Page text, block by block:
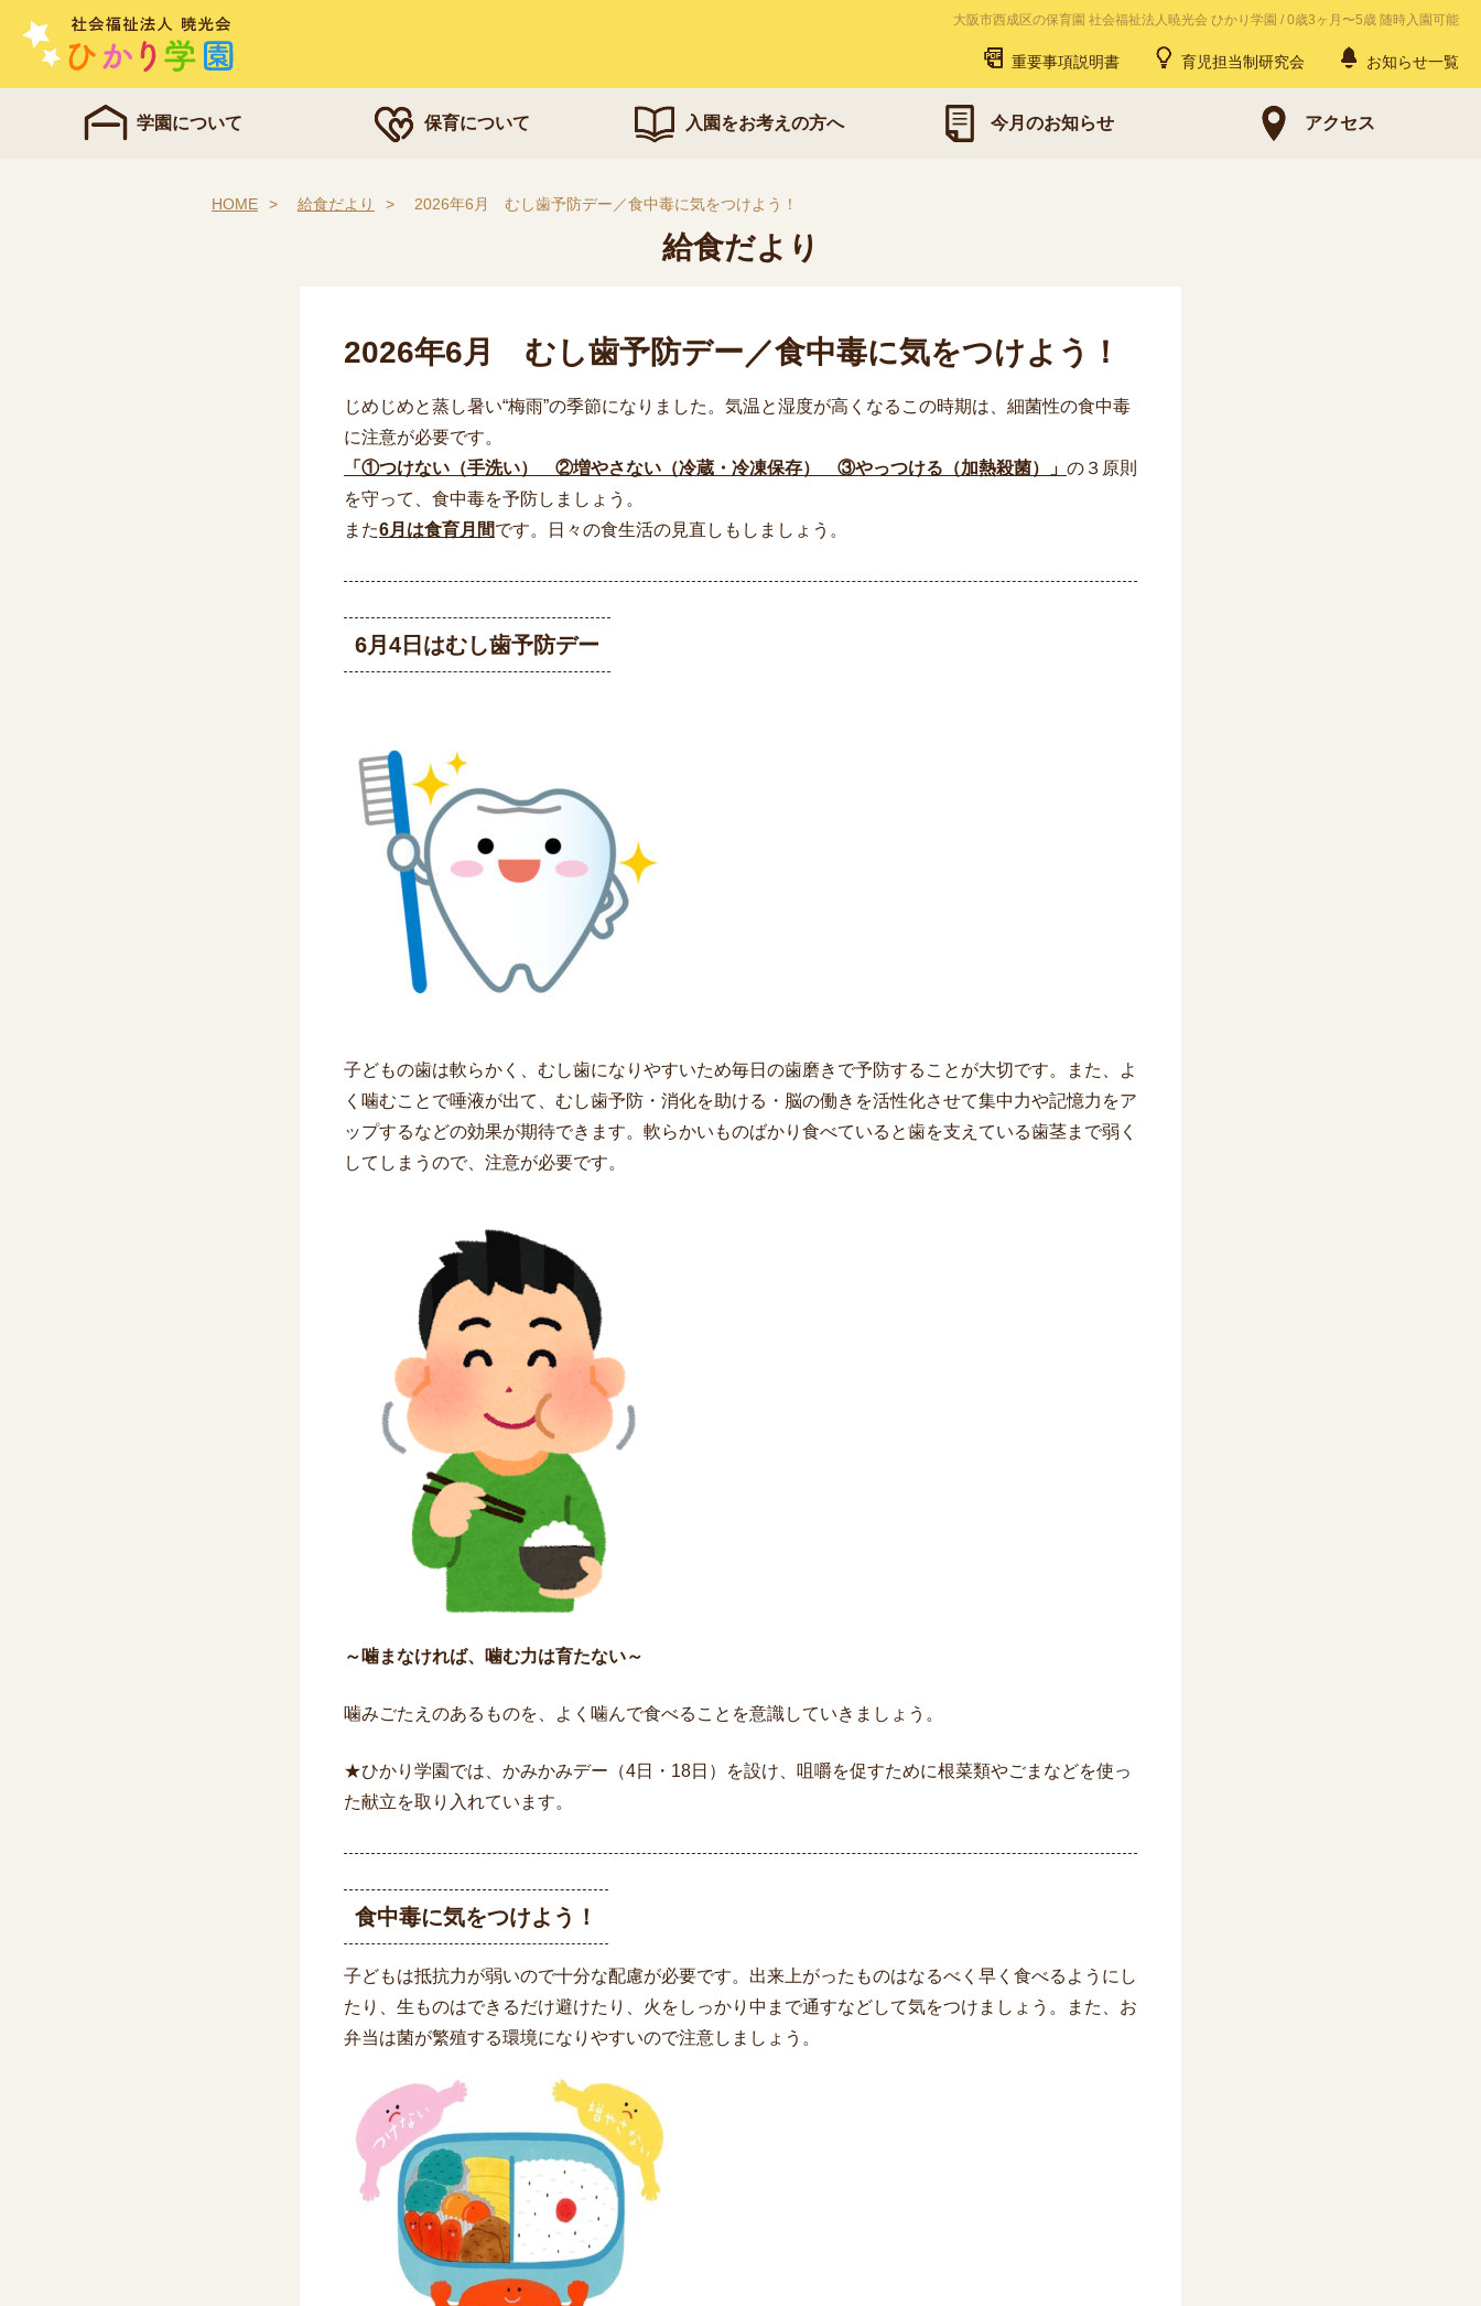
大阪市西成区の保育園 社会福祉法人暁光会 ひかり学園 / 0歳3ヶ月〜5歳 随時入園可能
学園について 保育について 入園をお考えの方へ 今月のお知らせ アクセス
重要事項説明書 育児担当制研究会 お知らせ一覧
HOME 給食だより 2026年6月 むし歯予防デー／食中毒に気をつけよう！
給食だより
2026年6月 むし歯予防デー／食中毒に気をつけよう！
じめじめと蒸し暑い“梅雨”の季節になりました。気温と湿度が高くなるこの時期は、細菌性の食中毒
に注意が必要です。
「①つけない（手洗い） ②増やさない（冷蔵・冷凍保存） ③やっつける（加熱殺菌）」 の３原則
を守って、食中毒を予防しましょう。
また6月は食育月間です。日々の食生活の見直しもしましょう。
6月4日はむし歯予防デー
子どもの歯は軟らかく、むし歯になりやすいため毎日の歯磨きで予防することが大切です。また、よ
く噛むことで唾液が出て、むし歯予防・消化を助ける・脳の働きを活性化させて集中力や記憶力をア
ップするなどの効果が期待できます。軟らかいものばかり食べていると歯を支えている歯茎まで弱く
してしまうので、注意が必要です。
～噛まなければ、噛む力は育たない～
噛みごたえのあるものを、よく噛んで食べることを意識していきましょう。
★ひかり学園では、かみかみデー（4日・18日）を設け、咀嚼を促すために根菜類やごまなどを使っ
た献立を取り入れています。
食中毒に気をつけよう！
子どもは抵抗力が弱いので十分な配慮が必要です。出来上がったものはなるべく早く食べるようにし
たり、生ものはできるだけ避けたり、火をしっかり中まで通すなどして気をつけましょう。また、お
弁当は菌が繁殖する環境になりやすいので注意しましょう。